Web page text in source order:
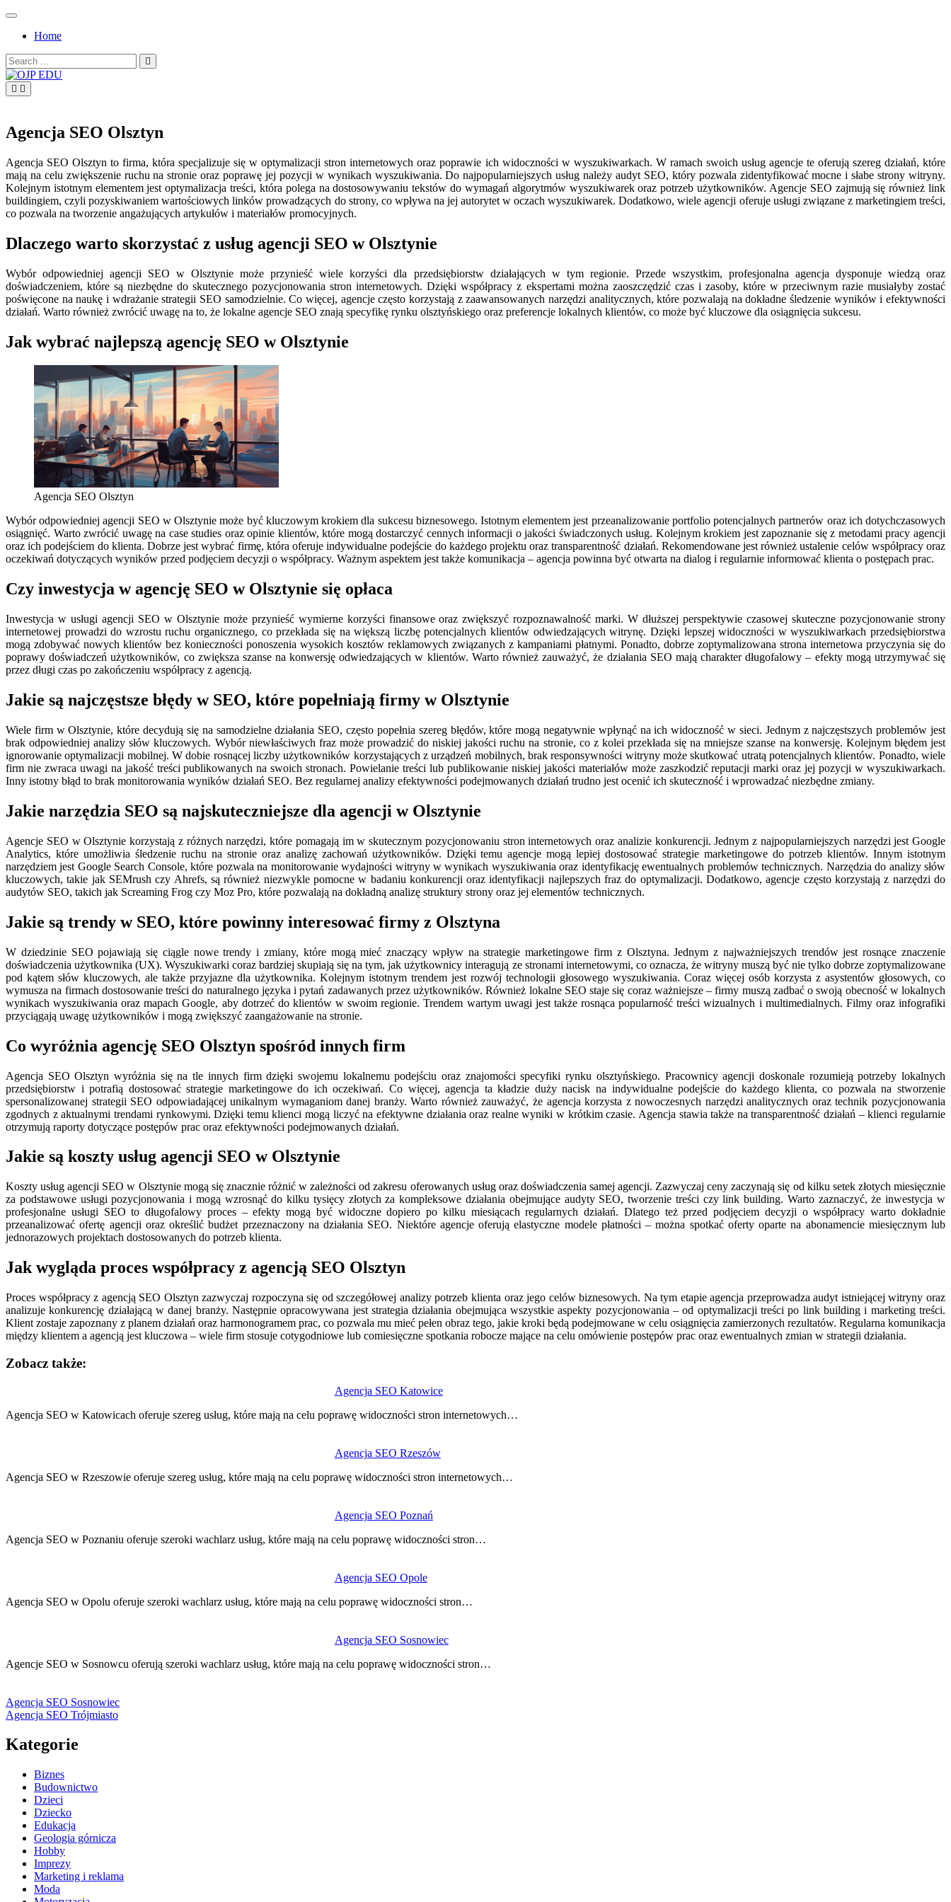
Skip
contentHome
Search
for:
Agencja SEO Olsztyn
Agencja SEO Olsztyn to firma, która specjalizuje się w optymalizacji stron internetowych oraz poprawie ich widoczności w wyszukiwarkach. W ramach swoich usług agencje te oferują szereg działań, które
mają na celu zwiększenie ruchu na stronie oraz poprawę jej pozycji w wynikach wyszukiwania. Do najpopularniejszych usług należy audyt SEO, który pozwala zidentyfikować mocne i słabe strony witryny.
Kolejnym istotnym elementem jest optymalizacja treści, która polega na dostosowywaniu tekstów do wymagań algorytmów wyszukiwarek oraz potrzeb użytkowników. Agencje SEO zajmują się również link
buildingiem, czyli pozyskiwaniem wartościowych linków prowadzących do strony, co wpływa na jej autorytet w oczach wyszukiwarek. Dodatkowo, wiele agencji oferuje usługi związane z marketingiem treści,
co pozwala na tworzenie angażujących artykułów i materiałów promocyjnych.
Dlaczego warto skorzystać z usług agencji SEO w Olsztynie
Wybór odpowiedniej agencji SEO w Olsztynie może przynieść wiele korzyści dla przedsiębiorstw działających w tym regionie. Przede wszystkim, profesjonalna agencja dysponuje wiedzą oraz
doświadczeniem, które są niezbędne do skutecznego pozycjonowania stron internetowych. Dzięki współpracy z ekspertami można zaoszczędzić czas i zasoby, które w przeciwnym razie musiałyby zostać
poświęcone na naukę i wdrażanie strategii SEO samodzielnie. Co więcej, agencje często korzystają z zaawansowanych narzędzi analitycznych, które pozwalają na dokładne śledzenie wyników i efektywności
działań. Warto również zwrócić uwagę na to, że lokalne agencje SEO znają specyfikę rynku olsztyńskiego oraz preferencje lokalnych klientów, co może być kluczowe dla osiągnięcia sukcesu.
Jak wybrać najlepszą agencję SEO w Olsztynie
Agencja SEO Olsztyn
Wybór odpowiedniej agencji SEO w Olsztynie może być kluczowym krokiem dla sukcesu biznesowego. Istotnym elementem jest przeanalizowanie portfolio potencjalnych partnerów oraz ich dotychczasowych
osiągnięć. Warto zwrócić uwagę na case studies oraz opinie klientów, które mogą dostarczyć cennych informacji o jakości świadczonych usług. Kolejnym krokiem jest zapoznanie się z metodami pracy agencji
oraz ich podejściem do klienta. Dobrze jest wybrać firmę, która oferuje indywidualne podejście do każdego projektu oraz transparentność działań. Rekomendowane jest również ustalenie celów współpracy oraz
oczekiwań dotyczących wyników przed podjęciem decyzji o współpracy. Ważnym aspektem jest także komunikacja – agencja powinna być otwarta na dialog i regularnie informować klienta o postępach prac.
Czy inwestycja w agencję SEO w Olsztynie się opłaca
Inwestycja w usługi agencji SEO w Olsztynie może przynieść wymierne korzyści finansowe oraz zwiększyć rozpoznawalność marki. W dłuższej perspektywie czasowej skuteczne pozycjonowanie strony
internetowej prowadzi do wzrostu ruchu organicznego, co przekłada się na większą liczbę potencjalnych klientów odwiedzających witrynę. Dzięki lepszej widoczności w wyszukiwarkach przedsiębiorstwa
mogą zdobywać nowych klientów bez konieczności ponoszenia wysokich kosztów reklamowych związanych z kampaniami płatnymi. Ponadto, dobrze zoptymalizowana strona internetowa przyczynia się do
poprawy doświadczeń użytkowników, co zwiększa szanse na konwersję odwiedzających w klientów. Warto również zauważyć, że działania SEO mają charakter długofalowy – efekty mogą utrzymywać się
przez długi czas po zakończeniu współpracy z agencją.
Jakie są najczęstsze błędy w SEO, które popełniają firmy w Olsztynie
Wiele firm w Olsztynie, które decydują się na samodzielne działania SEO, często popełnia szereg błędów, które mogą negatywnie wpłynąć na ich widoczność w sieci. Jednym z najczęstszych problemów jest
brak odpowiedniej analizy słów kluczowych. Wybór niewłaściwych fraz może prowadzić do niskiej jakości ruchu na stronie, co z kolei przekłada się na mniejsze szanse na konwersję. Kolejnym błędem jest
ignorowanie optymalizacji mobilnej. W dobie rosnącej liczby użytkowników korzystających z urządzeń mobilnych, brak responsywności witryny może skutkować utratą potencjalnych klientów. Ponadto, wiele
firm nie zwraca uwagi na jakość treści publikowanych na swoich stronach. Powielanie treści lub publikowanie niskiej jakości materiałów może zaszkodzić reputacji marki oraz jej pozycji w wyszukiwarkach.
Inny istotny błąd to brak monitorowania wyników działań SEO. Bez regularnej analizy efektywności podejmowanych działań trudno jest ocenić ich skuteczność i wprowadzać niezbędne zmiany.
Jakie narzędzia SEO są najskuteczniejsze dla agencji w Olsztynie
Agencje SEO w Olsztynie korzystają z różnych narzędzi, które pomagają im w skutecznym pozycjonowaniu stron internetowych oraz analizie konkurencji. Jednym z najpopularniejszych narzędzi jest Google
Analytics, które umożliwia śledzenie ruchu na stronie oraz analizę zachowań użytkowników. Dzięki temu agencje mogą lepiej dostosować strategie marketingowe do potrzeb klientów. Innym istotnym
narzędziem jest Google Search Console, które pozwala na monitorowanie wydajności witryny w wynikach wyszukiwania oraz identyfikację ewentualnych problemów technicznych. Narzędzia do analizy słów
kluczowych, takie jak SEMrush czy Ahrefs, są również niezwykle pomocne w badaniu konkurencji oraz identyfikacji najlepszych fraz do optymalizacji. Dodatkowo, agencje często korzystają z narzędzi do
audytów SEO, takich jak Screaming Frog czy Moz Pro, które pozwalają na dokładną analizę struktury strony oraz jej elementów technicznych.
Jakie są trendy w SEO, które powinny interesować firmy z Olsztyna
W dziedzinie SEO pojawiają się ciągle nowe trendy i zmiany, które mogą mieć znaczący wpływ na strategie marketingowe firm z Olsztyna. Jednym z najważniejszych trendów jest rosnące znaczenie
doświadczenia użytkownika (UX). Wyszukiwarki coraz bardziej skupiają się na tym, jak użytkownicy interagują ze stronami internetowymi, co oznacza, że witryny muszą być nie tylko dobrze zoptymalizowane
pod kątem słów kluczowych, ale także przyjazne dla użytkownika. Kolejnym istotnym trendem jest rozwój technologii głosowego wyszukiwania. Coraz więcej osób korzysta z asystentów głosowych, co
wymusza na firmach dostosowanie treści do naturalnego języka i pytań zadawanych przez użytkowników. Również lokalne SEO staje się coraz ważniejsze – firmy muszą zadbać o swoją obecność w lokalnych
wynikach wyszukiwania oraz mapach Google, aby dotrzeć do klientów w swoim regionie. Trendem wartym uwagi jest także rosnąca popularność treści wizualnych i multimedialnych. Filmy oraz infografiki
przyciągają uwagę użytkowników i mogą zwiększyć zaangażowanie na stronie.
Co wyróżnia agencję SEO Olsztyn spośród innych firm
Agencja SEO Olsztyn wyróżnia się na tle innych firm dzięki swojemu lokalnemu podejściu oraz znajomości specyfiki rynku olsztyńskiego. Pracownicy agencji doskonale rozumieją potrzeby lokalnych
przedsiębiorstw i potrafią dostosować strategie marketingowe do ich oczekiwań. Co więcej, agencja ta kładzie duży nacisk na indywidualne podejście do każdego klienta, co pozwala na stworzenie
spersonalizowanej strategii SEO odpowiadającej unikalnym wymaganiom danej branży. Warto również zauważyć, że agencja korzysta z nowoczesnych narzędzi analitycznych oraz technik pozycjonowania
zgodnych z aktualnymi trendami rynkowymi. Dzięki temu klienci mogą liczyć na efektywne działania oraz realne wyniki w krótkim czasie. Agencja stawia także na transparentność działań – klienci regularnie
otrzymują raporty dotyczące postępów prac oraz efektywności podejmowanych działań.
Jakie są koszty usług agencji SEO w Olsztynie
Koszty usług agencji SEO w Olsztynie mogą się znacznie różnić w zależności od zakresu oferowanych usług oraz doświadczenia samej agencji. Zazwyczaj ceny zaczynają się od kilku setek złotych miesięcznie
za podstawowe usługi pozycjonowania i mogą wzrosnąć do kilku tysięcy złotych za kompleksowe działania obejmujące audyty SEO, tworzenie treści czy link building. Warto zaznaczyć, że inwestycja w
profesjonalne usługi SEO to długofalowy proces – efekty mogą być widoczne dopiero po kilku miesiącach regularnych działań. Dlatego też przed podjęciem decyzji o współpracy warto dokładnie
przeanalizować ofertę agencji oraz określić budżet przeznaczony na działania SEO. Niektóre agencje oferują elastyczne modele płatności – można spotkać oferty oparte na abonamencie miesięcznym lub
jednorazowych projektach dostosowanych do potrzeb klienta.
Jak wygląda proces współpracy z agencją SEO Olsztyn
Proces współpracy z agencją SEO Olsztyn zazwyczaj rozpoczyna się od szczegółowej analizy potrzeb klienta oraz jego celów biznesowych. Na tym etapie agencja przeprowadza audyt istniejącej witryny oraz
analizuje konkurencję działającą w danej branży. Następnie opracowywana jest strategia działania obejmująca wszystkie aspekty pozycjonowania – od optymalizacji treści po link building i marketing treści.
Klient zostaje zapoznany z planem działań oraz harmonogramem prac, co pozwala mu mieć pełen obraz tego, jakie kroki będą podejmowane w celu osiągnięcia zamierzonych rezultatów. Regularna komunikacja
między klientem a agencją jest kluczowa – wiele firm stosuje cotygodniowe lub comiesięczne spotkania robocze mające na celu omówienie postępów prac oraz ewentualnych zmian w strategii działania.
Zobacz także:
Agencja SEO Katowice
Agencja SEO w Katowicach oferuje szereg usług, które mają na celu poprawę widoczności stron internetowych…
Agencja SEO Rzeszów
Agencja SEO w Rzeszowie oferuje szereg usług, które mają na celu poprawę widoczności stron internetowych…
Agencja SEO Poznań
Agencja SEO w Poznaniu oferuje szeroki wachlarz usług, które mają na celu poprawę widoczności stron…
Agencja SEO Opole
Agencja SEO w Opolu oferuje szeroki wachlarz usług, które mają na celu poprawę widoczności stron…
Agencja SEO Sosnowiec
Agencje SEO w Sosnowcu oferują szeroki wachlarz usług, które mają na celu poprawę widoczności stron…
wpisu
Agencja SEO Sosnowiec
Agencja SEO Trójmiasto
Kategorie
Biznes
Budownictwo
Dzieci
Dziecko
Edukacja
Geologia górnicza
Hobby
Imprezy
Marketing i reklama
Moda